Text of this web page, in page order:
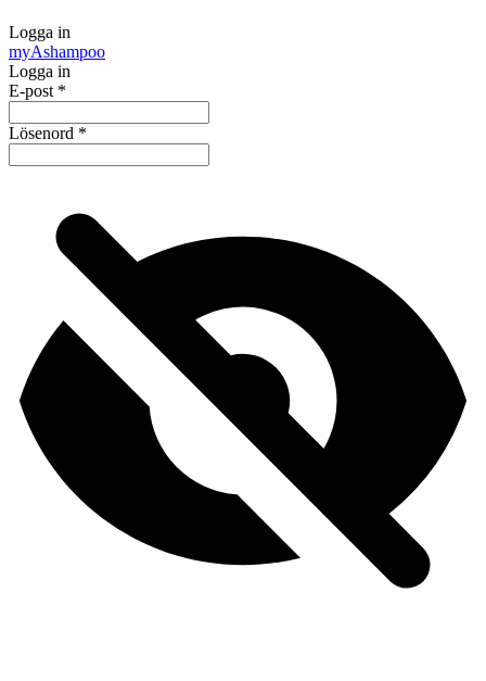
Logga in
myAshampoo
Logga in
E-post *
Lösenord *